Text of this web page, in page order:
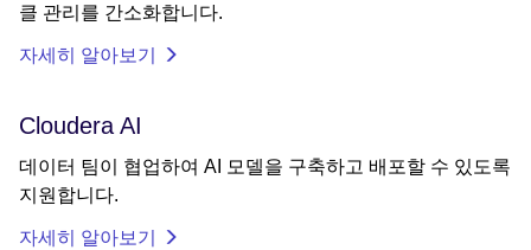
클 관리를 간소화합니다.
자세히 알아보기
Cloudera AI
데이터 팀이 협업하여 AI 모델을 구축하고 배포할 수 있도록
지원합니다.
자세히 알아보기